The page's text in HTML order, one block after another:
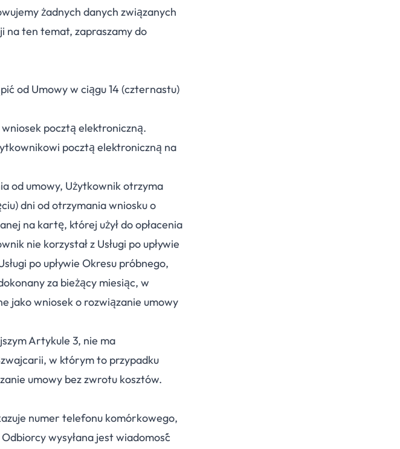
żadnych danych związanych
na ten temat, zapraszamy do
od Umowy w ciągu 14 (czternastu)
pocztą elektroniczną.
pocztą elektroniczną na
od umowy, Użytkownik otrzyma
dni od otrzymania wniosku o
na kartę, której użył do opłacenia
nie korzystał z Usługi po upływie
po upływie Okresu próbnego,
za bieżący miesiąc, w
jako wniosek o rozwiązanie umowy
Artykule 3, nie ma
w którym to przypadku
umowy bez zwrotu kosztów.
numer telefonu komórkowego,
wysyłana jest wiadomość